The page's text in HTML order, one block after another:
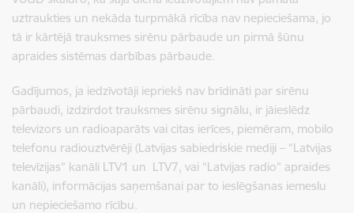
uztraukties un nekāda turpmākā rīcība nav nepieciešama, jo
tā ir kārtējā trauksmes sirēnu pārbaude un pirmā šūnu
apraides sistēmas darbības pārbaude.
Gadījumos, ja iedzīvotāji iepriekš nav brīdināti par sirēnu
pārbaudi, izdzirdot trauksmes sirēnu signālu, ir jāieslēdz
televizors un radioaparāts vai citas ierīces, piemēram, mobilo
telefonu radiouztvērēji (Latvijas sabiedriskie mediji – “Latvijas
televīzijas” kanāli LTV1 un LTV7, vai “Latvijas radio” apraides
kanāli), informācijas saņemšanai par to ieslēgšanas iemeslu
un nepieciešamo rīcību.